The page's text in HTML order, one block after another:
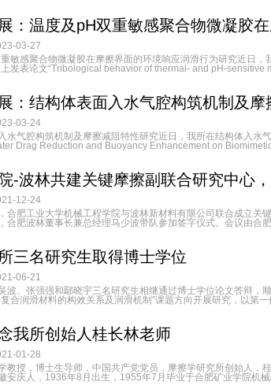
：温度及pH双重敏感聚合物微凝胶
03-27
敏感聚合物微凝胶在摩擦界面的环境响应润滑行为研究近日
上发表论文“Tribological behavior of thermal- and pH-
：结构体表面入水气腔构筑机制及摩
03-24
水气腔构筑机制及摩擦减阻特性研究近日，我所在结构体入
Drag Reduction and Buoyancy Enhancement on
-波林共建关键摩擦副联合研究中心
12-24
合肥工业大学机械工程学院与波林新材料有限公司联合成立
合肥波林董事长兼总经理马少波带队参加签字仪式。会议由合
三名研究生取得博士学位
06-21
波、张强强和鄢晓宇三名研究生相继通过博士学位论文答辩
合润滑材料的构效关系及润滑机制”课题方向开展研究，以第
我所创始人桂长林老师
01-28
教授，博士生导师，中国共产党党员，摩擦学研究所创始人
安庆人，1936年8月出生，1955年7月毕业于合肥矿业学院机